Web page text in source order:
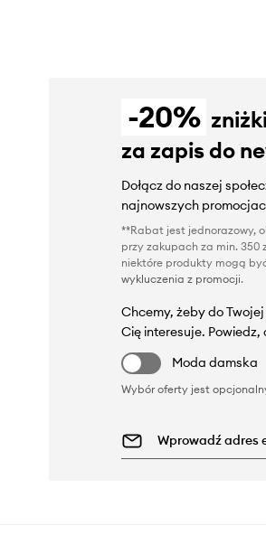
-20%
za zapis do
Dołącz do naszej
najnowszych
**Rabat jest jednorazowy,
przy zakupach za min. 350
niektóre produkty mogą
wykluczenia z promocji.
Chcemy, żeby do
Cię interesuje. Powiedz,
Moda damska
Wybór oferty jest